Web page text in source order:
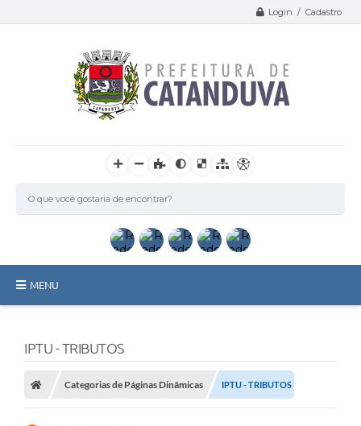
Login / Cadastro
MENU
Secretarias
Licitações / PCA
IPTU - TRIBUTOS
Categorias de Páginas Dinâmicas IPTU - TRIBUTOS